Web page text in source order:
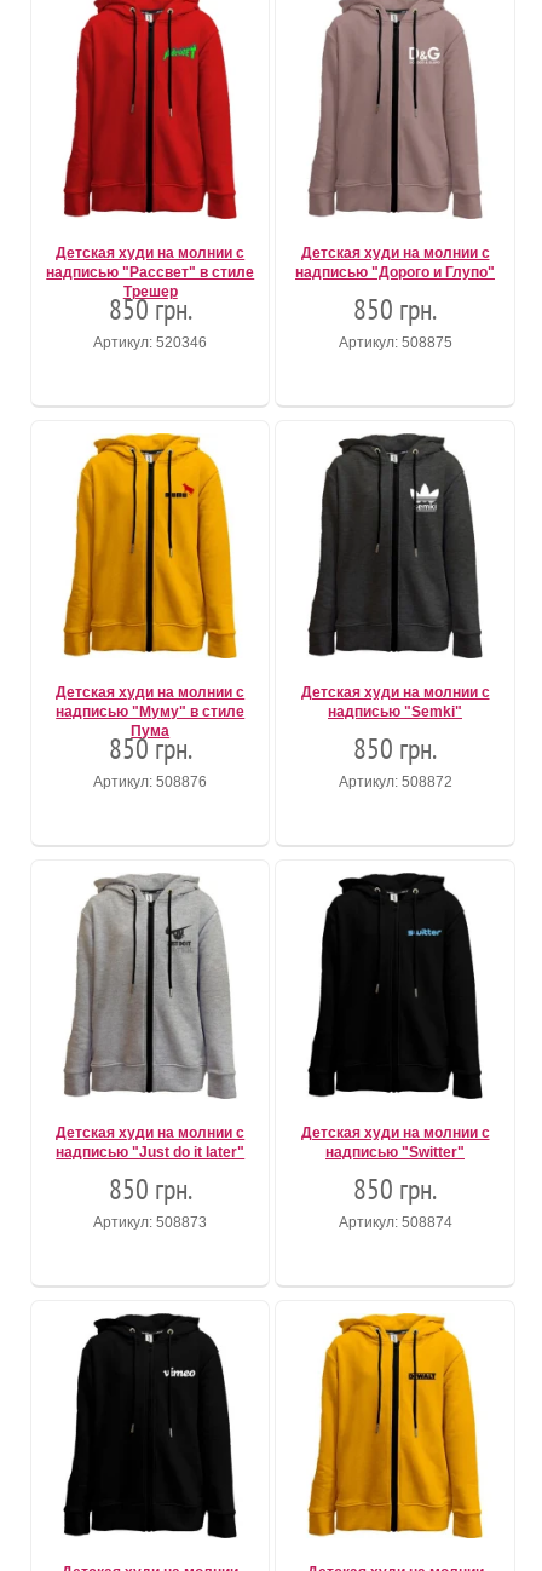
Детская худи на молнии с
надписью "Рассвет" в стиле
Трешер
850 грн.
Артикул: 520346
Детская худи на молнии с
надписью "Дорого и Глупо"
850 грн.
Артикул: 508875
Детская худи на молнии с
надписью "Муму" в стиле
Пума
850 грн.
Артикул: 508876
Детская худи на молнии с
надписью "Semki"
850 грн.
Артикул: 508872
Детская худи на молнии с
надписью "Just do it later"
850 грн.
Артикул: 508873
Детская худи на молнии с
надписью "Switter"
850 грн.
Артикул: 508874